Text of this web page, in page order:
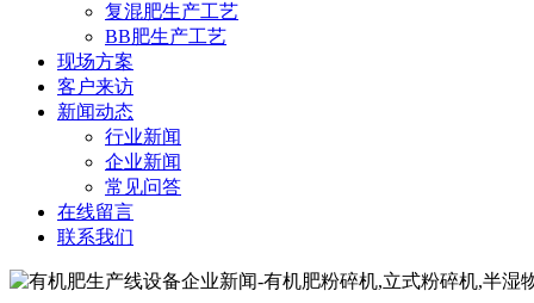
复混肥生产工艺
BB肥生产工艺
现场方案
客户来访
新闻动态
行业新闻
企业新闻
常见问答
在线留言
联系我们